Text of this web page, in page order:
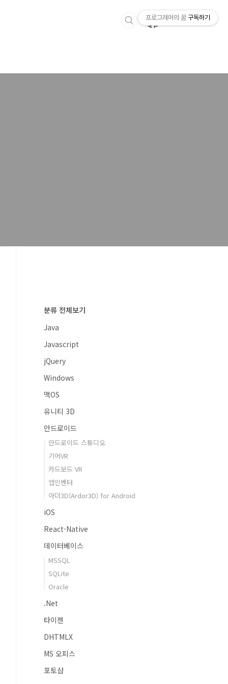
분류 전체보기
Java
Javascript
jQuery
Windows
맥OS
유니티 3D
안드로이드
안드로이드 스튜디오
기어VR
카드보드 VR
앱인벤터
아더3D(Ardor3D) for Android
iOS
React-Native
데이터베이스
MSSQL
SQLite
Oracle
.Net
타이젠
DHTMLX
MS 오피스
포토샵
프로그래머의 꿈 구독하기